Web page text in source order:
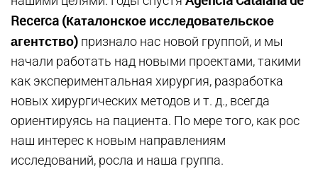
Recerca (Каталонское исследовательское
агентство) признало нас новой группой, и мы
начали работать над новыми проектами, такими
как экспериментальная хирургия, разработка
новых хирургических методов и т. д., всегда
ориентируясь на пациента. По мере того, как рос
наш интерес к новым направлениям
исследований, росла и наша группа.